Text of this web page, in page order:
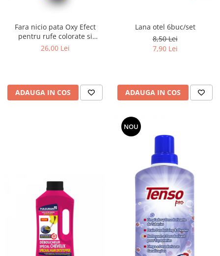
Fara nicio pata Oxy Efect
pentru rufe colorate si
eliminare mirosuri,750ml
26,00 Lei
ADAUGA IN COS
Lana otel 6buc/set
8,50 Lei
7,90 Lei
ADAUGA IN COS
NOU